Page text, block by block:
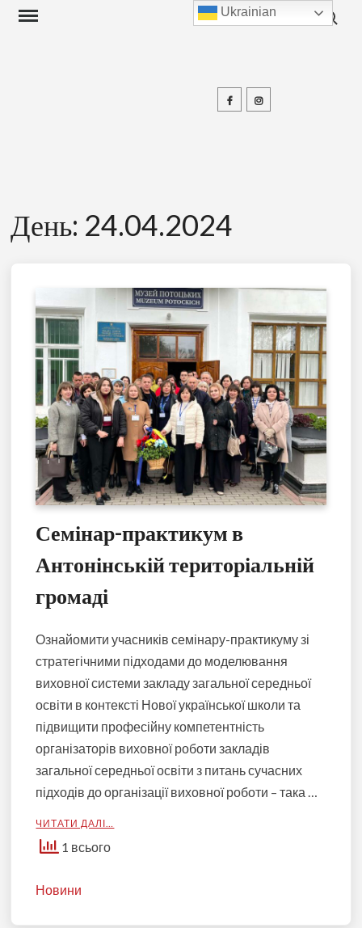
Skip
Search
FacebookInstagram
День: 24.04.2024
Семінар-практикум в
Антонінській територіальній
громаді
Ознайомити учасників семінару-практикуму зі
стратегічними підходами до моделювання
виховної системи закладу загальної середньої
освіти в контексті Нової української школи та
підвищити професійну компетентність
організаторів виховної роботи закладів
загальної середньої освіти з питань сучасних
підходів до організації виховної роботи – така …
ЧИТАТИ ДАЛІ…
1 всього
Новини
Ukrainian